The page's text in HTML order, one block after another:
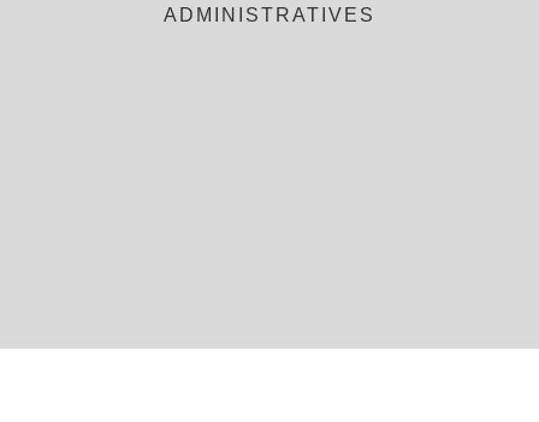
ADMINISTRATIVES